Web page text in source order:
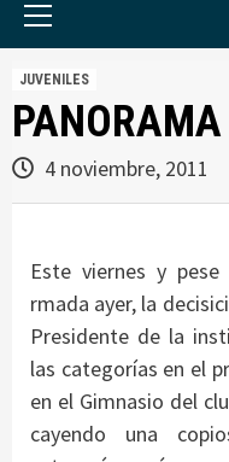
JUVENILES
PANORAMA
4 noviembre, 2011
Este viernes y
rmada ayer, la
Presidente de la
las categorías en el
en el Gimnasio del
cayendo una